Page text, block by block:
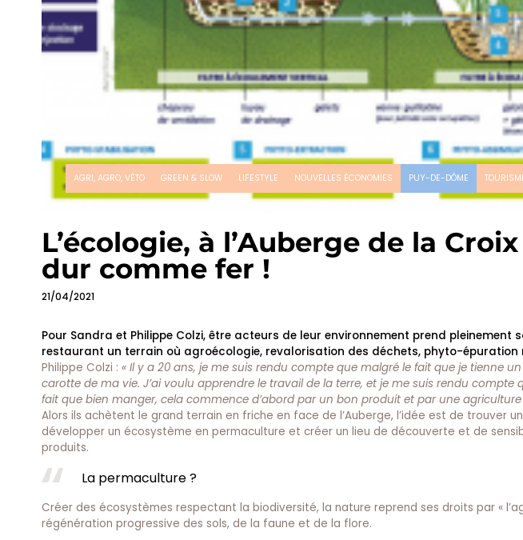
AGRI, AGRO, VÉTO GREEN & SLOW LIFESTYLE NOUVELLES ÉCONOMIES PUY-DE-DÔME
L’écologie, à l’Auberge de la
dur comme fer !
21/04/2021
Pour Sandra et Philippe Colzi, être acteurs de leur environnement prend pleinement
restaurant un terrain où agroécologie, revalorisation des déchets, phyto-épuration
Philippe Colzi : « Il y a 20 ans, je me suis rendu compte que malgré le fait que je tienne
carotte de ma vie. J’ai voulu apprendre le travail de la terre, et je me suis rendu compte
fait que bien manger, cela commence d’abord par un bon produit et par une agriculture
Alors ils achètent le grand terrain en friche en face de l’Auberge, l’idée est de trouver
développer un écosystème en permaculture et créer un lieu de découverte et de
produits.
La permaculture ?
Créer des écosystèmes respectant la biodiversité, la nature reprend ses droits par «
régénération progressive des sols, de la faune et de la flore.